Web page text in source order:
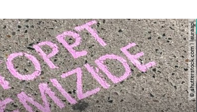
© shutterstock.com | lauraapl